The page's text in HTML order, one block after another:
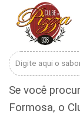
Se você
Formosa, o